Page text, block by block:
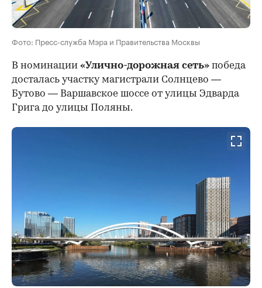
Фото: Пресс-служба Мэра и Правительства Москвы
В номинации «Улично-дорожная сеть» победа
досталась участку магистрали Солнцево —
Бутово — Варшавское шоссе от улицы Эдварда
Грига до улицы Поляны.